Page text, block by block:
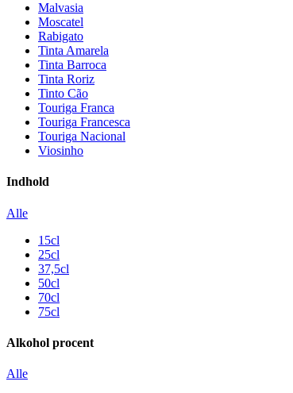
Malvasia
Moscatel
Rabigato
Tinta Amarela
Tinta Barroca
Tinta Roriz
Tinto Cão
Touriga Franca
Touriga Francesca
Touriga Nacional
Viosinho
Indhold
Alle
15cl
25cl
37,5cl
50cl
70cl
75cl
Alkohol procent
Alle